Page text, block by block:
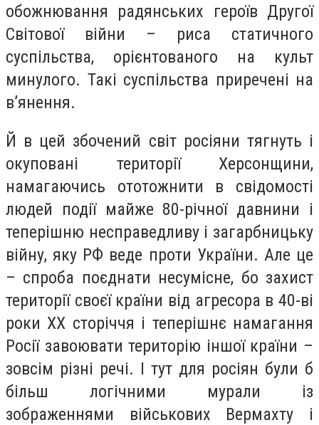
обожнювання радянських героїв Другої
Світової війни – риса статичного
суспільства, орієнтованого на культ
минулого. Такі суспільства приречені на
в’янення.
Й в цей збочений світ росіяни тягнуть і
окуповані території Херсонщини,
намагаючись ототожнити в свідомості
людей події майже 80-річної давнини і
теперішню несправедливу і загарбницьку
війну, яку РФ веде проти України. Але це
– спроба поєднати несумісне, бо захист
території своєї країни від агресора в 40-ві
роки ХХ сторіччя і теперішнє намагання
Росії завоювати територію іншої країни –
зовсім різні речі. І тут для росіян були б
більш логічними мурали із
зображеннями військових Вермахту і